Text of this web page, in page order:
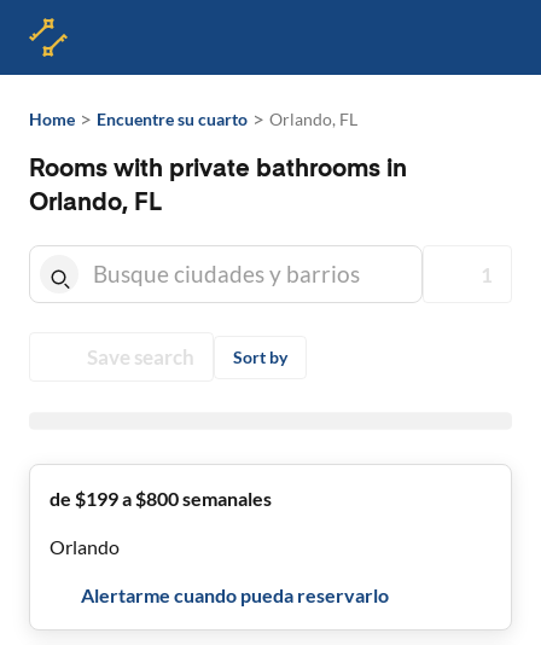
Home > Encuentre su cuarto > Orlando, FL
Rooms with private bathrooms in
Orlando, FL
1
Save search Sort by
de $199 a $800 semanales
Orlando
Alertarme cuando pueda reservarlo